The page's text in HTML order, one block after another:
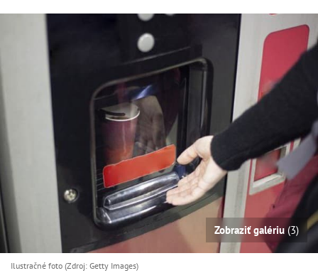
Zobraziť galériu(3)
Ilustračné foto (Zdroj: Getty Images)